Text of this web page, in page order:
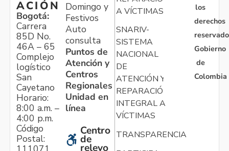
ACIÓN
Bogotá:
Carrera
85D No.
46A – 65
Complejo
logístico
San
Cayetano
Horario:
8:00 a.m. –
4:00 p.m.
Código
Postal:
Domingo y
Festivos
Auto
consulta
Puntos de
Atención y
Centros
Regionales
Unidad en
línea
Centro
de
relevo
A VÍCTIMAS
SNARIV-
SISTEMA
NACIONAL
DE
ATENCIÓN Y
REPARACIÓN
INTEGRAL A
VÍCTIMAS
TRANSPARENCIA
los
derechos
Gobierno
de
Colombia